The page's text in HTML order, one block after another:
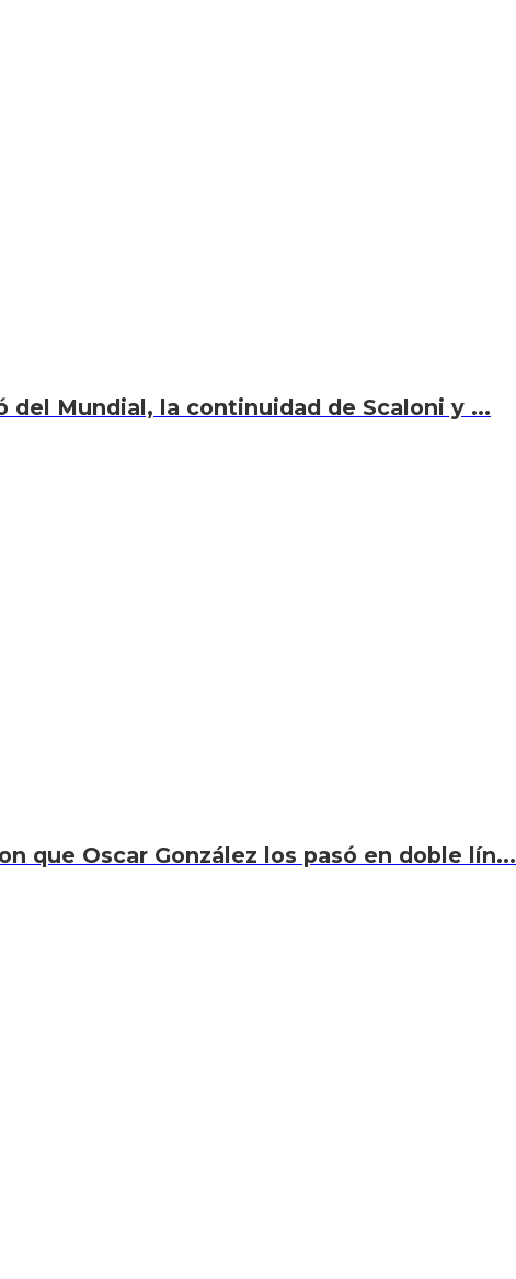
del Mundial, la continuidad de Scaloni y ...
que Oscar González los pasó en doble lín...